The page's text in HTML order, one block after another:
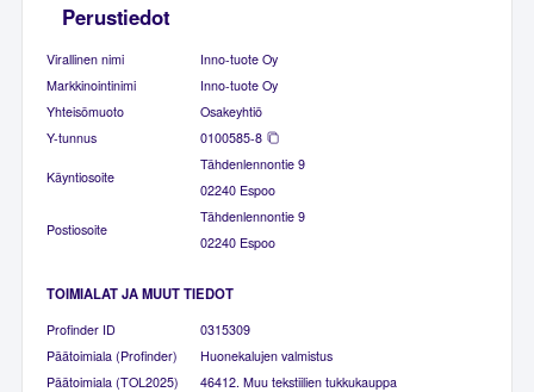
Perustiedot
Virallinen nimi
Inno-tuote Oy
Markkinointinimi
Inno-tuote Oy
Yhteisömuoto
Osakeyhtiö
Y-tunnus
0100585-8
Käyntiosoite
Tähdenlennontie 9
02240 Espoo
Postiosoite
Tähdenlennontie 9
02240 Espoo
TOIMIALAT JA MUUT TIEDOT
Profinder ID
0315309
Päätoimiala (Profinder)
Huonekalujen valmistus
Päätoimiala (TOL2025)
46412. Muu tekstiilien tukkukauppa